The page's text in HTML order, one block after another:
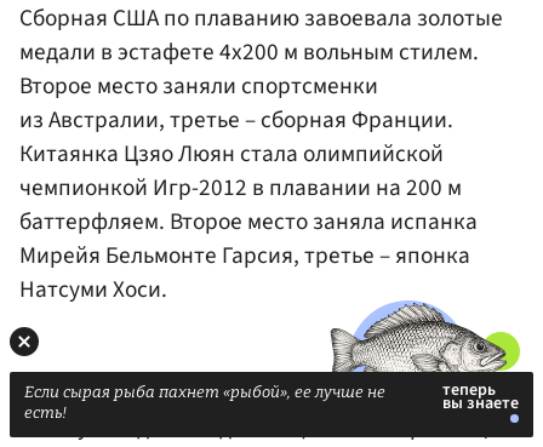
Сборная США по плаванию завоевала золотые
медали в эстафете 4х200 м вольным стилем.
Второе место заняли спортсменки
из Австралии, третье – сборная Франции.
Китаянка Цзяо Люян стала олимпийской
чемпионкой Игр-2012 в плавании на 200 м
баттерфляем. Второе место заняла испанка
Мирейя Бельмонте Гарсия, третье – японка
Натсуми Хоси.
Венгерский пловец Даниэль Гюрта завоевал
золотую медаль на дистанции 200 м брассом,
Если сырая рыба пахнет «рыбой», ее лучше не
есть!